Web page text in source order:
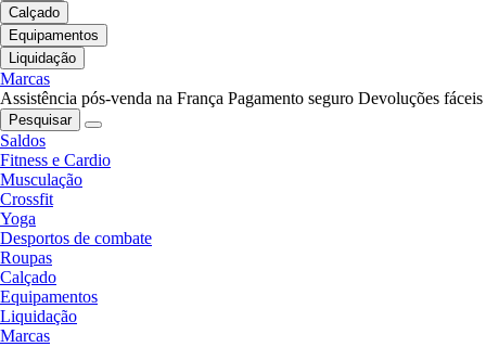
Calçado
Equipamentos
Liquidação
Marcas
Assistência pós-venda na França Pagamento seguro Devoluções fáceis
Pesquisar
Saldos
Fitness e Cardio
Musculação
Crossfit
Yoga
Desportos de combate
Roupas
Calçado
Equipamentos
Liquidação
Marcas